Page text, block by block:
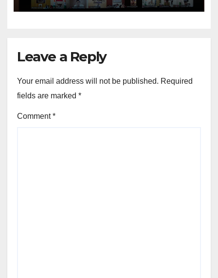
Leave a Reply
Your email address will not be published. Required
fields are marked *
Comment*